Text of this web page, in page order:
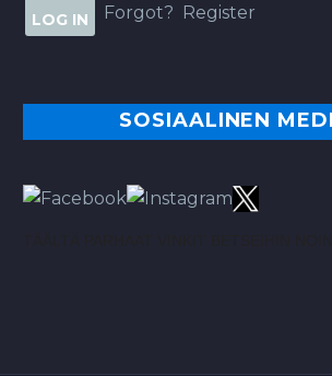
Forgot? Register
SOSIAALINEN